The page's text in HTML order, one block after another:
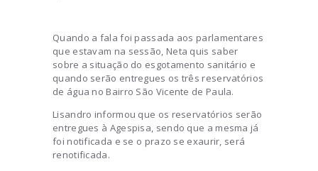
Quando a fala foi passada aos parlamentares
que estavam na sessão, Neta quis saber
sobre a situação do esgotamento sanitário e
quando serão entregues os três reservatórios
de água no Bairro São Vicente de Paula.
Lisandro informou que os reservatórios serão
entregues à Agespisa, sendo que a mesma já
foi notificada e se o prazo se exaurir, será
renotificada.